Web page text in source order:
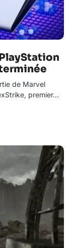
de Marvel
premier…